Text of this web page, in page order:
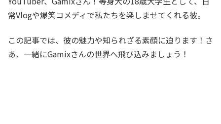
常Vlogや爆笑コメディで私たちを楽しませてくれる彼。
この記事では、彼の魅力や知られざる素顔に迫ります！さ
あ、一緒にGamixさんの世界へ飛び込みましょう！